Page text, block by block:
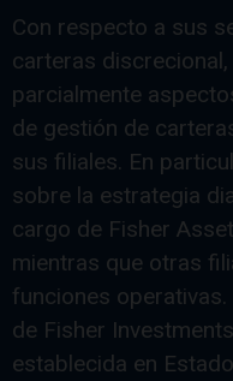
Con respecto a sus
carteras
parcialmente
de gestión de
sus filiales. En
sobre la estrategia
cargo de Fisher
mientras que otras
funciones
de Fisher
establecida en